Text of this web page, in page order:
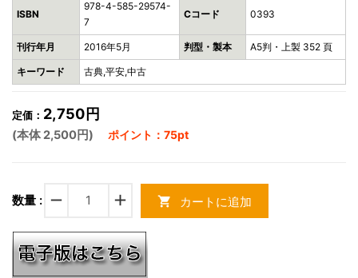
ISBN
978-4-585-29574-
7
Cコード 0393
刊行年月 2016年5月 判型・製本 A5判・上製 352 頁
キーワード 古典,平安,中古
定価： 2,750円
(本体 2,500円) ポイント：75pt
数量 : remove add shopping_cart カートに追加